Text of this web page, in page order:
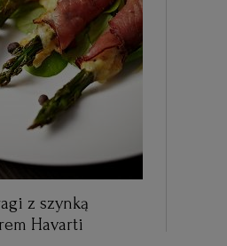
z szynką
Havarti